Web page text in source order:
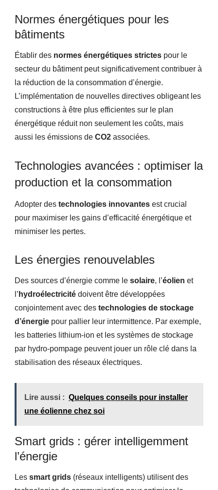
Normes énergétiques pour les
bâtiments
Établir des normes énergétiques strictes pour le
secteur du bâtiment peut significativement contribuer à
la réduction de la consommation d’énergie.
L’implémentation de nouvelles directives obligeant les
constructions à être plus efficientes sur le plan
énergétique réduit non seulement les coûts, mais
aussi les émissions de CO2 associées.
Technologies avancées : optimiser la
production et la consommation
Adopter des technologies innovantes est crucial
pour maximiser les gains d’efficacité énergétique et
minimiser les pertes.
Les énergies renouvelables
Des sources d’énergie comme le solaire, l’éolien et
l’ hydroélectricité doivent être développées
conjointement avec des technologies de stockage
d’énergie pour pallier leur intermittence. Par exemple,
les batteries lithium-ion et les systèmes de stockage
par hydro-pompage peuvent jouer un rôle clé dans la
stabilisation des réseaux électriques.
Lire aussi : Quelques conseils pour installer
une éolienne chez soi
Smart grids : gérer intelligemment
l’énergie
Les smart grids (réseaux intelligents) utilisent des